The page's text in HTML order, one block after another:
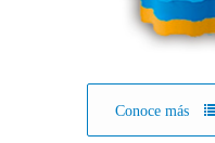
Conoce más